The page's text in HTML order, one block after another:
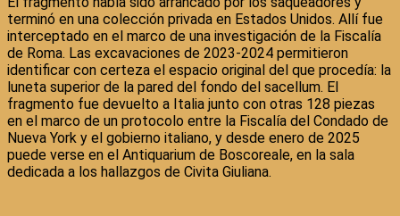
terminó en una colección privada en Estados Unidos. Allí fue
interceptado en el marco de una investigación de la Fiscalía
de Roma. Las excavaciones de 2023-2024 permitieron
identificar con certeza el espacio original del que procedía: la
luneta superior de la pared del fondo del sacellum. El
fragmento fue devuelto a Italia junto con otras 128 piezas
en el marco de un protocolo entre la Fiscalía del Condado de
Nueva York y el gobierno italiano, y desde enero de 2025
puede verse en el Antiquarium de Boscoreale, en la sala
dedicada a los hallazgos de Civita Giuliana.